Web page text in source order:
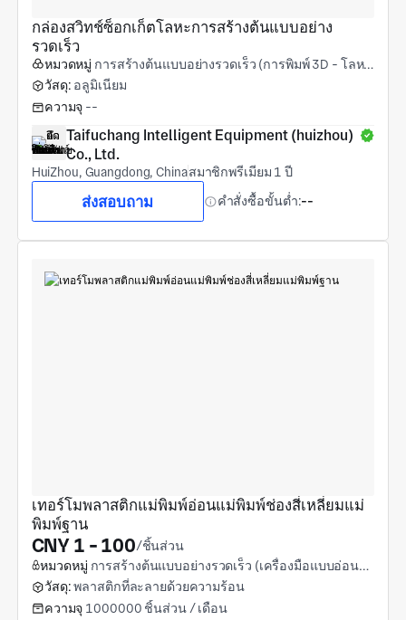
กล่องสวิทช์ซ็อกเก็ตโลหะการสร้างต้นแบบอย่าง
รวดเร็ว
หมวดหมู่ การสร้างต้นแบบอย่างรวดเร็ว (การพิมพ์ 3D - โลหะ)
วัสดุ: อลูมิเนียม
ความจุ --
Taifuchang Intelligent Equipment (huizhou)
Co., Ltd.
HuiZhou, Guangdong, Chinaสมาชิกพรีเมียม 1 ปี
ส่งสอบถาม คำสั่งซื้อขั้นต่ำ:--
เทอร์โมพลาสติกแม่พิมพ์อ่อนแม่พิมพ์ช่องสี่เหลี่ยมแม่
พิมพ์ฐาน
CNY 1 - 100/ชิ้นส่วน
หมวดหมู่ การสร้างต้นแบบอย่างรวดเร็ว (เครื่องมือแบบอ่อนและการขึ้นรูปแม่พิมพ์แบบอ่อน)
วัสดุ: พลาสติกที่ละลายด้วยความร้อน
ความจุ 1000000 ชิ้นส่วน / เดือน